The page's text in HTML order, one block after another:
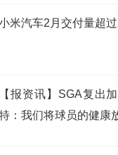
米汽车2月交付量超
【报资讯】SGA复出
：我们将球员的健康